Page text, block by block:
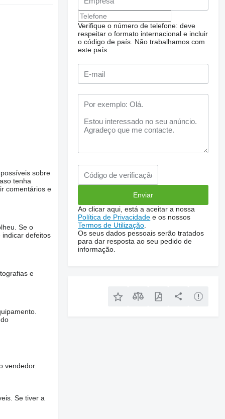
sobre
tenha
comentários e
Se o
defeitos
e
vendedor.
Se tiver a
Verifique o número de telefone: deve
respeitar o formato internacional e incluir
o código de país. Não trabalhamos com
este país
Ao clicar aqui, está a aceitar a nossa
Política de Privacidade e os nossos
Termos de Utilização
Os seus dados pessoais serão tratados
para dar resposta ao seu pedido de
informação.